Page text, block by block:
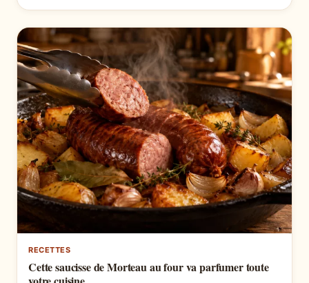
RECETTES
Cette saucisse de Morteau au four va parfumer toute